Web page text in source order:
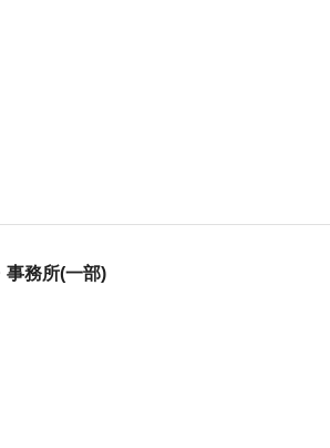
事務所(一部)